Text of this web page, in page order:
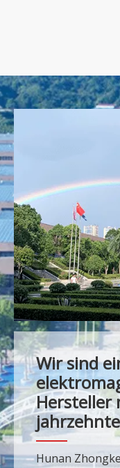
Wir sind
Hersteller
Hunan